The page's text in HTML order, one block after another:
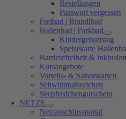
Bestellungen
Passwort vergessen
Freibad | Brandlbad
Hallenbad | Parkbad
Kindergeburtstag
Speisekarte
Barrierefreiheit & Inklusion
Kursangebote
Vorteils- & Saisonkarten
Schwimmabzeichen
Seepferdchengutschein
NETZE
Netzanschlussportal